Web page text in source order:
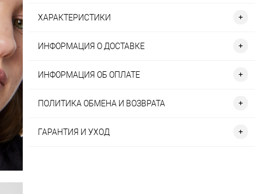
ХАРАКТЕРИСТИКИ
ИНФОРМАЦИЯ О ДОСТАВКЕ
ИНФОРМАЦИЯ ОБ ОПЛАТЕ
ПОЛИТИКА ОБМЕНА И ВОЗВРАТА
ГАРАНТИЯ И УХОД